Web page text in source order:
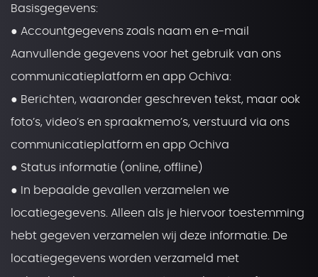
Basisgegevens:
● Accountgegevens zoals naam en e-mail
Aanvullende gegevens voor het gebruik van ons
communicatieplatform en app Ochiva:
● Berichten, waaronder geschreven tekst, maar ook
foto’s, video’s en spraakmemo’s, verstuurd via ons
communicatieplatform en app Ochiva
● Status informatie (online, offline)
● In bepaalde gevallen verzamelen we
locatiegegevens. Alleen als je hiervoor toestemming
hebt gegeven verzamelen wij deze informatie. De
locatiegegevens worden verzameld met